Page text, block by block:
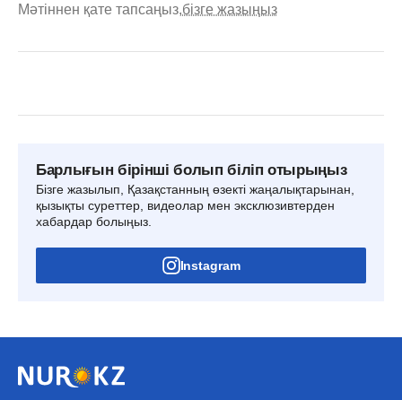
Мәтіннен қате тапсаңыз,бізге жазыңыз
Барлығын бірінші болып біліп отырыңыз
Бізге жазылып, Қазақстанның өзекті жаңалықтарынан,
қызықты суреттер, видеолар мен эксклюзивтерден
хабардар болыңыз.
Instagram